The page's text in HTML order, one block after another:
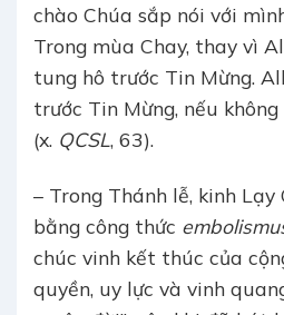
chào Chúa sắp nói với
Trong mùa Chay, thay vì
tung hô trước Tin Mừng.
trước Tin Mừng, nếu
(x. QCSL, 63).
– Trong Thánh lễ, kinh
bằng công thức
chúc vinh kết thúc của
quyền, uy lực và vinh